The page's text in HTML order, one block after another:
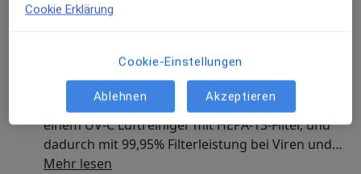
Marion Friedl
Meine Praxis ist mit einer Lüftungsanlage
ausgestattet, die rund um die Uhr für frische Luft
sorgt. Außerdem wird die Raumluft zusätzlich mit
einem UV-C Luftreiniger mit HEPA-13-Filter, und
dadurch mit 99,95% Filterleistung bei Viren und
Bakterien, gereinigt.
Mehr lesen
Cookie Erklärung
Cookie-Einstellungen
Ablehnen Akzeptieren